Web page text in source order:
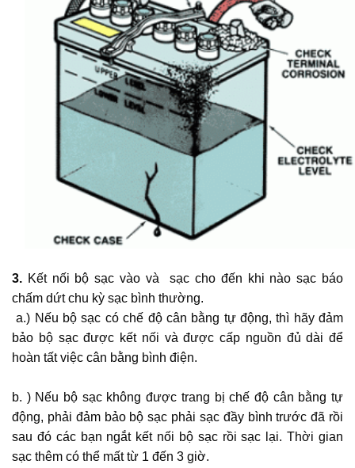
3. Kết nối bộ sạc vào và sạc cho đến khi nào sạc báo
chấm dứt chu kỳ sạc bình thường.
a.) Nếu bộ sạc có chế độ cân bằng tự động, thì hãy đảm
bảo bộ sạc được kết nối và được cấp nguồn đủ dài để
hoàn tất việc cân bằng bình điện.
b. ) Nếu bộ sạc không được trang bị chế độ cân bằng tự
động, phải đảm bảo bộ sạc phải sạc đầy bình trước đã rồi
sau đó các bạn ngắt kết nối bộ sạc rồi sạc lại. Thời gian
sạc thêm có thể mất từ 1 đến 3 giờ.